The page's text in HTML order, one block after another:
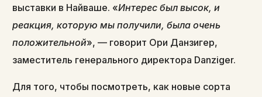
выставки в Найваше. «Интерес был высок, и
реакция, которую мы получили, была очень
положительной», — говорит Ори Данзигер,
заместитель генерального директора Danziger.
Для того, чтобы посмотреть, как новые сорта